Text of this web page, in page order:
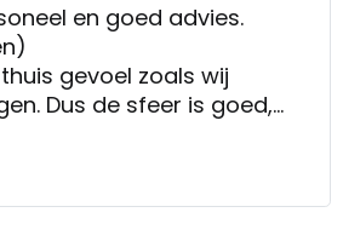
en goed advies.
gevoel zoals wij
Dus de sfeer is goed,
aangeboden en alle tijd